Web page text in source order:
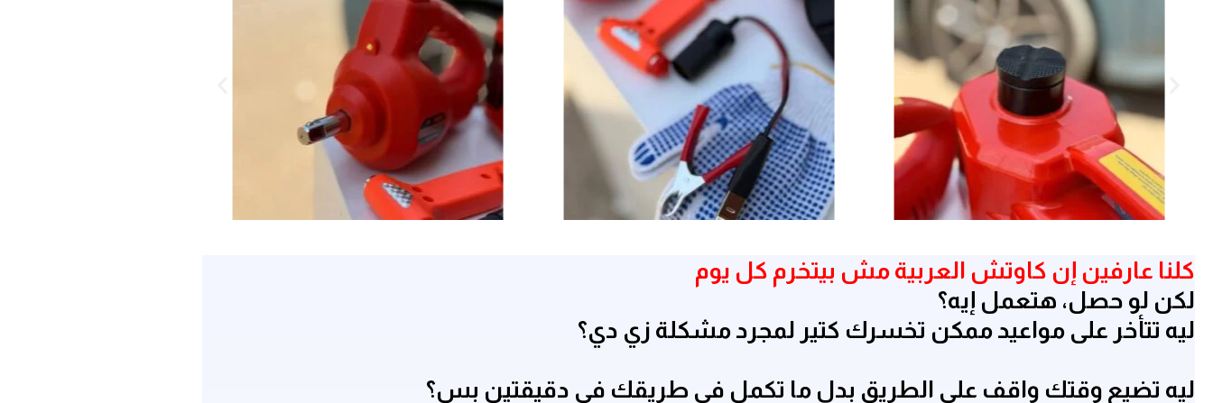
كلنا عارفين إن كاوتش العربية مش بيتخرم كل يوم
لكن لو حصل، هتعمل إيه؟
ليه تتأخر على مواعيد ممكن تخسرك كتير لمجرد مشكلة زي دي؟
ليه تضيع وقتك واقف على الطريق بدل ما تكمل في طريقك في دقيقتين بس؟